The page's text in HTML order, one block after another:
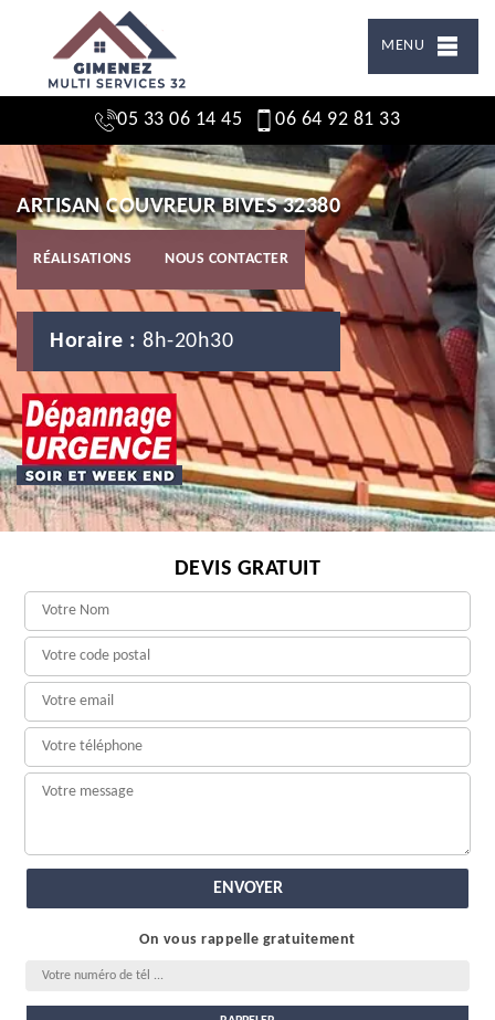
MENU
05 33 06 14 45 06 64 92 81 33
ARTISAN COUVREUR BIVES 32380
RÉALISATIONS NOUS CONTACTER
Horaire : 8h-20h30
DEVIS GRATUIT
On vous rappelle gratuitement